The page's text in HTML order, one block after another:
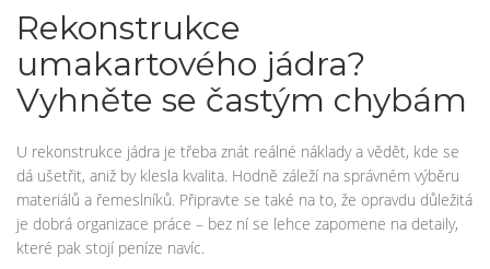
Rekonstrukce
umakartového jádra?
Vyhněte se častým chybám
U rekonstrukce jádra je třeba znát reálné náklady a vědět, kde se
dá ušetřit, aniž by klesla kvalita. Hodně záleží na správném výběru
materiálů a řemeslníků. Připravte se také na to, že opravdu důležitá
je dobrá organizace práce – bez ní se lehce zapomene na detaily,
které pak stojí peníze navíc.